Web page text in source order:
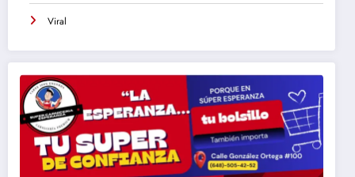
Viral